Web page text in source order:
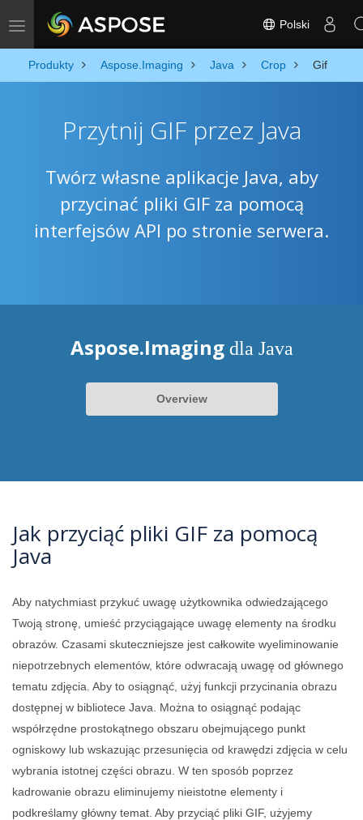
Toggle navigation Polski
Produkty Aspose.Imaging Java Crop Gif
Przytnij GIF przez Java
Twórz własne aplikacje Java, aby
przycinać pliki GIF za pomocą
interfejsów API po stronie serwera.
Aspose.Imaging dla Java
Overview
Jak przyciąć pliki GIF za pomocą
Java
Aby natychmiast przykuć uwagę użytkownika odwiedzającego
Twoją stronę, umieść przyciągające uwagę elementy na środku
obrazów. Czasami skuteczniejsze jest całkowite wyeliminowanie
niepotrzebnych elementów, które odwracają uwagę od głównego
tematu zdjęcia. Aby to osiągnąć, użyj funkcji przycinania obrazu
dostępnej w bibliotece Java. Można to osiągnąć podając
współrzędne prostokątnego obszaru obejmującego punkt
ogniskowy lub wskazując przesunięcia od krawędzi zdjęcia w celu
wybrania istotnej części obrazu. W ten sposób poprzez
kadrowanie obrazu eliminujemy nieistotne elementy i
podkreślamy główny temat. Aby przyciąć pliki GIF, użyjemy